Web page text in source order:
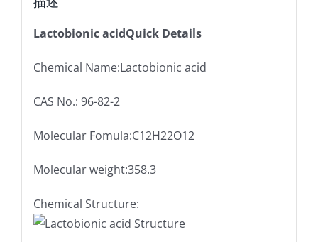
Lactobionic acidQuick Details
Chemical Name:Lactobionic acid
CAS No.: 96-82-2
Molecular Fomula:C12H22O12
Molecular weight:358.3
Chemical Structure: